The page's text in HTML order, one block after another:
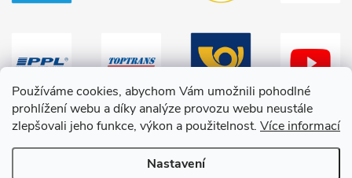
Používáme cookies, abychom Vám umožnili pohodlné
prohlížení webu a díky analýze provozu webu neustále
zlepšovali jeho funkce, výkon a použitelnost. Více informací
Nastavení